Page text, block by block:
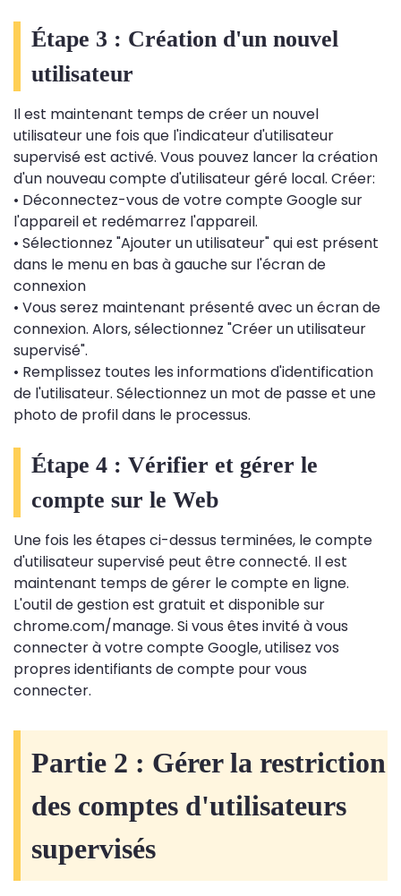
Étape 3 : Création d'un nouvel
utilisateur
Il est maintenant temps de créer un nouvel
utilisateur une fois que l'indicateur d'utilisateur
supervisé est activé. Vous pouvez lancer la création
d'un nouveau compte d'utilisateur géré local. Créer:
• Déconnectez-vous de votre compte Google sur
l'appareil et redémarrez l'appareil.
• Sélectionnez "Ajouter un utilisateur" qui est présent
dans le menu en bas à gauche sur l'écran de
connexion
• Vous serez maintenant présenté avec un écran de
connexion. Alors, sélectionnez "Créer un utilisateur
supervisé".
• Remplissez toutes les informations d'identification
de l'utilisateur. Sélectionnez un mot de passe et une
photo de profil dans le processus.
Étape 4 : Vérifier et gérer le
compte sur le Web
Une fois les étapes ci-dessus terminées, le compte
d'utilisateur supervisé peut être connecté. Il est
maintenant temps de gérer le compte en ligne.
L'outil de gestion est gratuit et disponible sur
chrome.com/manage. Si vous êtes invité à vous
connecter à votre compte Google, utilisez vos
propres identifiants de compte pour vous
connecter.
Partie 2 : Gérer la restriction
des comptes d'utilisateurs
supervisés